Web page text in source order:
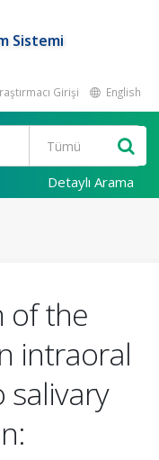
Sistemi
Girişi English
Detaylı Arama
of the
intraoral
salivary